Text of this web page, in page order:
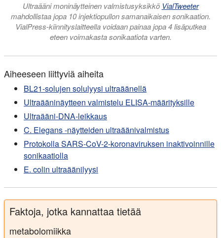
Ultraääni moninäytteinen valmistusyksikkö VialTweeter
mahdollistaa jopa 10 injektiopullon samanaikaisen sonikaation.
VialPress-kiinnityslaitteella voidaan painaa jopa 4 lisäputkea
eteen voimakasta sonikaatiota varten.
Aiheeseen liittyviä aiheita
BL21-solujen solulyysi ultraäänellä
Ultraääninäytteen valmistelu ELISA-määrityksille
Ultraääni-DNA-leikkaus
C. Elegans -näytteiden ultraäänivalmistus
Protokolla SARS-CoV-2-koronaviruksen inaktivoinnille
sonikaatiolla
E. colin ultraäänilyysi
Faktoja, jotka kannattaa tietää
metabolomiikka